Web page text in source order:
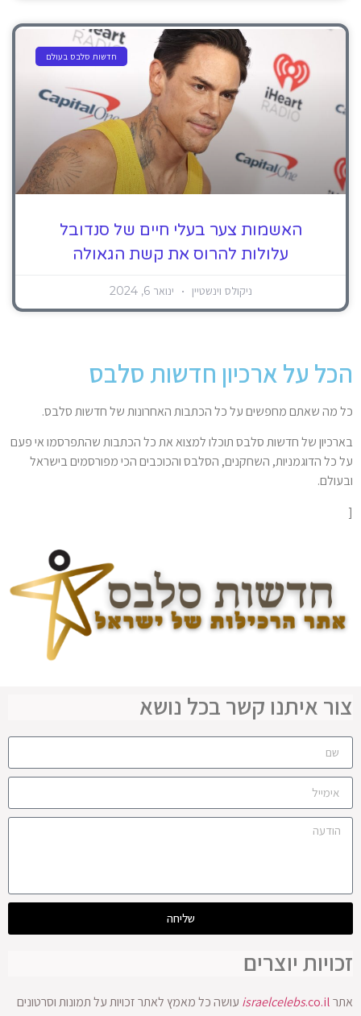
חדשות סלבס בעולם
האשמות צער בעלי חיים של סנדובל
עלולות להרוס את קשת הגאולה
ניקולס וינשטיין ינואר 6, 2024
הכל על ארכיון חדשות סלבס
כל מה שאתם מחפשים על כל הכתבות האחרונות של חדשות סלבס.
בארכיון של חדשות סלבס תוכלו למצוא את כל הכתבות שהתפרסמו אי פעם
על כל הדוגמניות, השחקנים, הסלבס והכוכבים הכי מפורסמים בישראל
ובעולם.
[
צור איתנו קשר בכל נושא
שליחה
זכויות יוצרים
אתר israelcelebs.co.il
עושה כל מאמץ לאתר זכויות על תמונות וסרטונים